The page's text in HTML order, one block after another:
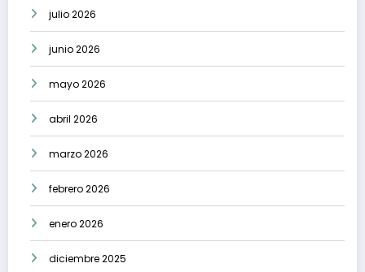
julio 2026
junio 2026
mayo 2026
abril 2026
marzo 2026
febrero 2026
enero 2026
diciembre 2025